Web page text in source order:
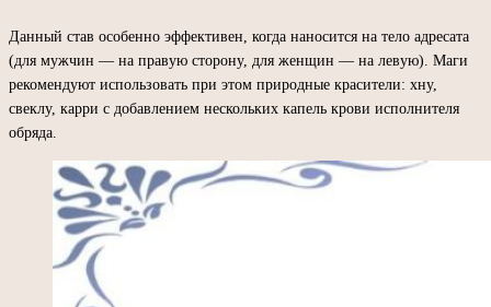
Данный став особенно эффективен, когда наносится на тело адресата
(для мужчин — на правую сторону, для женщин — на левую). Маги
рекомендуют использовать при этом природные красители: хну,
свеклу, карри с добавлением нескольких капель крови исполнителя
обряда.